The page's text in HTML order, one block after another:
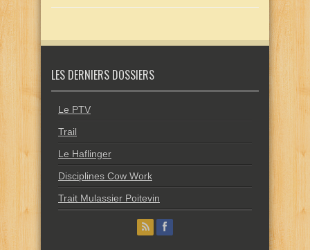
LES DERNIERS DOSSIERS
Le PTV
Trail
Le Haflinger
Disciplines Cow Work
Trait Mulassier Poitevin